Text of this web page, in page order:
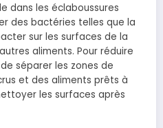
dans les éclaboussures
des bactéries telles que la
sur les surfaces de la
aliments. Pour réduire
séparer les zones de
et des aliments prêts à
les surfaces après